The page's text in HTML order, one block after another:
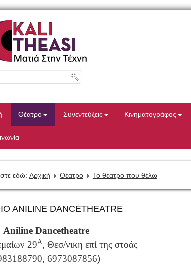
Θέατρο Συνεντεύξεις Κινηματογράφος
εδώ: Αρχική Θέατρο Το θέατρο που θέλω
ANILINE DANCETHEATRE
Aniline Dancetheatre
29Α, Θεσ/νικη επί της στοάς
6973087856)